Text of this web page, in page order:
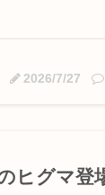
2026/7/27
ヒグマ登